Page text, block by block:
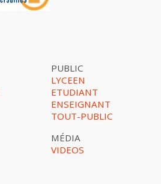
PUBLIC
LYCEEN
ETUDIANT
ENSEIGNANT
TOUT-PUBLIC
MÉDIA
VIDEOS